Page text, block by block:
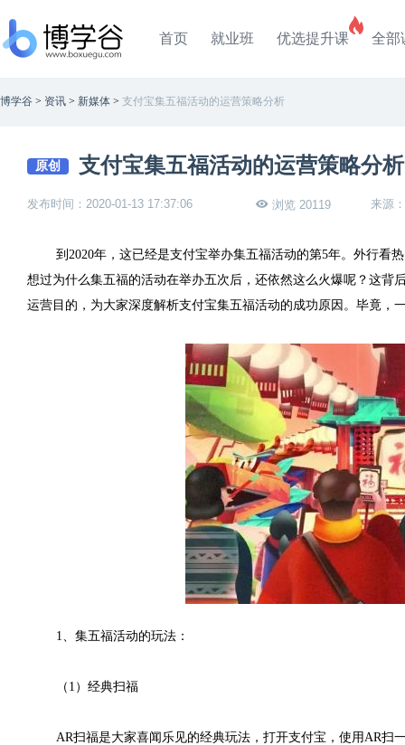
首页 就业班 优选提升课 全部
博学谷 > 资讯 > 新媒体 > 支付宝集五福活动的运营策略分析
原创 支付宝集五福活动的运营策略分析
发布时间：2020-01-13 17:37:06 浏览 20119 来源
到2020年，这已经是支付宝举办集五福活动的第5年。外行看
想过为什么集五福的活动在举办五次后，还依然这么火爆呢？这
运营目的，为大家深度解析支付宝集五福活动的成功原因。毕竟，
1、集五福活动的玩法：
（1）经典扫福
AR扫福是大家喜闻乐见的经典玩法，打开支付宝，使用AR扫